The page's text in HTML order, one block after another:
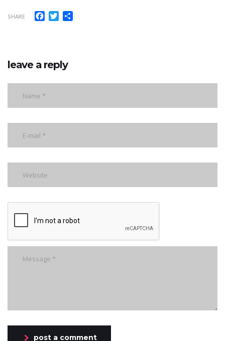
SHARE Facebook
Twitter
leave a reply
post a comment